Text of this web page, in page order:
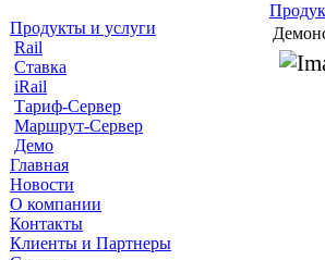
Продукты и услуги
Rail
Ставка
iRail
Тариф-Сервер
Маршрут-Сервер
Демо
Главная
Новости
О компании
Контакты
Клиенты и Партнеры